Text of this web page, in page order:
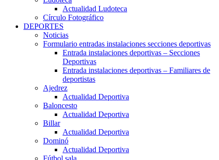
Actualidad Ludoteca
Círculo Fotográfico
DEPORTES
Noticias
Formulario entradas instalaciones secciones deportivas
Entrada instalaciones deportivas – Secciones
Deportivas
Entrada instalaciones deportivas – Familiares de
deportistas
Ajedrez
Actualidad Deportiva
Baloncesto
Actualidad Deportiva
Billar
Actualidad Deportiva
Dominó
Actualidad Deportiva
Fútbol sala